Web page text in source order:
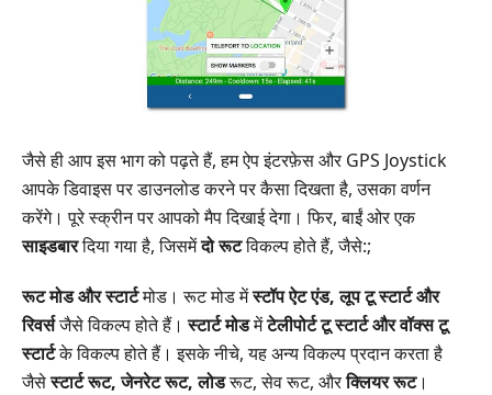
जैसे ही आप इस भाग को पढ़ते हैं, हम ऐप इंटरफ़ेस और GPS Joystick
आपके डिवाइस पर डाउनलोड करने पर कैसा दिखता है, उसका वर्णन
करेंगे। पूरे स्क्रीन पर आपको मैप दिखाई देगा। फिर, बाईं ओर एक
साइडबारदिया गया है, जिसमेंदो रूटविकल्प होते हैं, जैसे:;
रूट मोड और स्टार्टमोड। रूट मोड मेंस्टॉप ऐट एंड, लूप टू स्टार्ट और
रिवर्सजैसे विकल्प होते हैं।स्टार्ट मोडमेंटेलीपोर्ट टू स्टार्ट और वॉक्स टू
स्टार्टके विकल्प होते हैं। इसके नीचे, यह अन्य विकल्प प्रदान करता है
जैसेस्टार्ट रूट, जेनरेट रूट, लोडरूट, सेव रूट, औरक्लियर रूट।